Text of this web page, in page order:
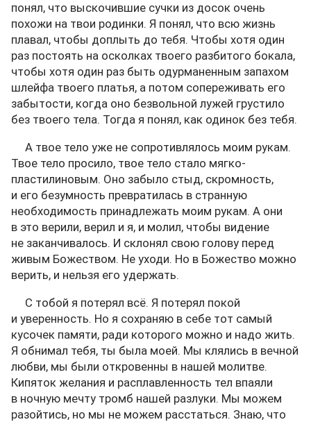
понял, что выскочившие сучки из досок очень
похожи на твои родинки. Я понял, что всю жизнь
плавал, чтобы доплыть до тебя. Чтобы хотя один
раз постоять на осколках твоего разбитого бокала,
чтобы хотя один раз быть одурманенным запахом
шлейфа твоего платья, а потом сопереживать его
забытости, когда оно безвольной лужей грустило
без твоего тела. Тогда я понял, как одинок без тебя.
А твое тело уже не сопротивлялось моим рукам.
Твое тело просило, твое тело стало мягко-
пластилиновым. Оно забыло стыд, скромность,
и его безумность превратилась в странную
необходимость принадлежать моим рукам. А они
в это верили, верил и я, и молил, чтобы видение
не заканчивалось. И склонял свою голову перед
живым Божеством. Не уходи. Но в Божество можно
верить, и нельзя его удержать.
С тобой я потерял всё. Я потерял покой
и уверенность. Но я сохраняю в себе тот самый
кусочек памяти, ради которого можно и надо жить.
Я обнимал тебя, ты была моей. Мы клялись в вечной
любви, мы были откровенны в нашей молитве.
Кипяток желания и расплавленность тел впаяли
в ночную мечту тромб нашей разлуки. Мы можем
разойтись, но мы не можем расстаться. Знаю, что